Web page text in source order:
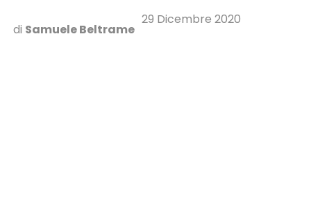
di Samuele Beltrame
29 Dicembre 2020